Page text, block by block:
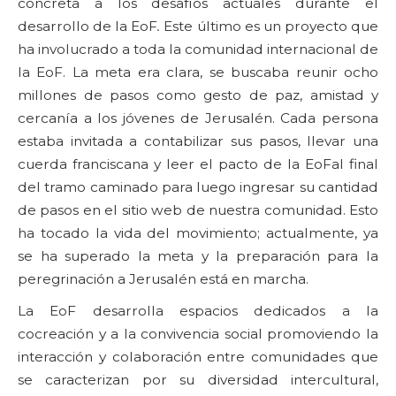
desarrollo de la EoF. Este último es un proyecto que
ha involucrado a toda la comunidad internacional de
la EoF. La meta era clara, se buscaba reunir ocho
millones de pasos como gesto de paz, amistad y
cercanía a los jóvenes de Jerusalén. Cada persona
estaba invitada a contabilizar sus pasos, llevar una
cuerda franciscana y leer el pacto de la EoFal final
del tramo caminado para luego ingresar su cantidad
de pasos en el sitio web de nuestra comunidad. Esto
ha tocado la vida del movimiento; actualmente, ya
se ha superado la meta y la preparación para la
peregrinación a Jerusalén está en marcha.
La EoF desarrolla espacios dedicados a la
cocreación y a la convivencia social promoviendo la
interacción y colaboración entre comunidades que
se caracterizan por su diversidad intercultural,